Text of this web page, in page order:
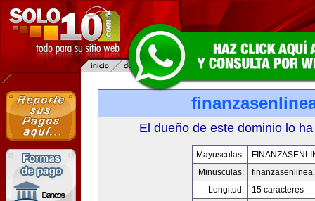
El dueño de este dominio lo
Mayusculas:
Minusculas:
Longitud:
15 caracteres